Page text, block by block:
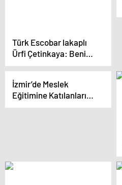
Türk Escobar lakaplı
Ürfi Çetinkaya: Beni
daha önce FETÖ bu
bu oyunu kim oynuyor
bilmiyorum
İzmir’de Meslek
Eğitimine Katılanların
Yüzde 95’i Kadın